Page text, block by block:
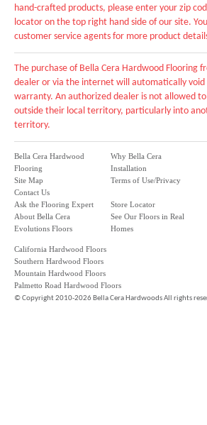
hand-crafted products, please enter your zip
locator on the top right hand side of our site.
customer service agents for more product
The purchase of Bella Cera Hardwood Flooring
dealer or via the internet will automatically void
warranty. An authorized dealer is not allowed
outside their local territory, particularly into
territory.
Bella Cera Hardwood
Flooring
Site Map
Contact Us
Why Bella Cera
Installation
Terms of Use/Privacy
Ask the Flooring Expert
About Bella Cera
Evolutions Floors
Store Locator
See Our Floors in Real
Homes
California Hardwood Floors
Southern Hardwood Floors
Mountain Hardwood Floors
Palmetto Road Hardwood Floors
©Copyright 2010-2026 Bella Cera Hardwoods All rights